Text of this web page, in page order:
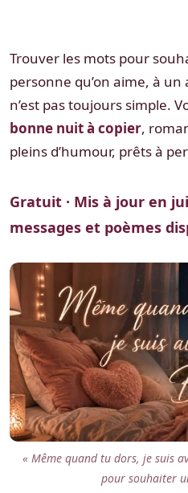
Trouver les mots pour
personne qu’on aime, à un
n’est pas toujours simple.
bonne nuit à copier,
pleins d’humour, prêts à
Gratuit · Mis à jour en
messages et poèmes
« Même quand tu dors, je suis
pour souhaiter